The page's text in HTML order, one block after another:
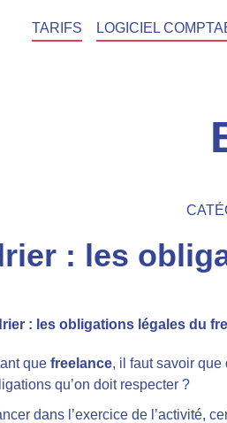
TARIFS LOGICIEL
: les
: les obligations légales du
que freelance, il faut savoir
qu’on doit respecter ?
dans l’exercice de l’activité,